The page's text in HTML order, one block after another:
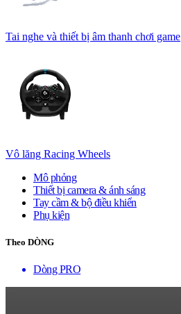
Tai nghe và thiết bị âm thanh chơi game
Vô lăng Racing Wheels
Mô phỏng
Thiết bị camera & ánh sáng
Tay cầm & bộ điều khiển
Phụ kiện
Theo DÒNG
Dòng PRO